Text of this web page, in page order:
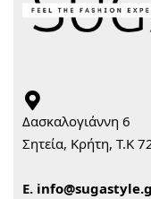
Δασκαλογιάννη 6
Σητεία, Κρήτη, Τ.Κ
Ε.